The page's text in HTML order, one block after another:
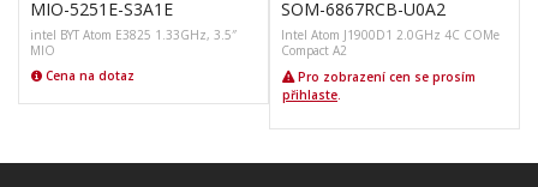
MIO-5251E-S3A1E
intel BYT Atom E3825 1.33GHz, 3.5″
MIO
Cena na dotaz
SOM-6867RCB-U0A2
Intel Atom J1900D1 2.0GHz 4C COMe
Compact A2
Pro zobrazení cen se prosím
přihlaste.